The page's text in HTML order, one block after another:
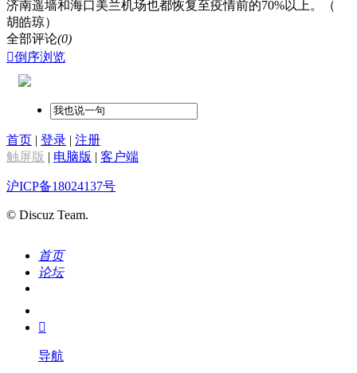
济南遥墙和海口美兰机场也都恢复至疫情前的70%以上。（
胡皓琼）
全部评论(0)
倒序浏览
首页 | 登录 | 注册
触屏版 | 电脑版 | 客户端
沪ICP备18024137号
© Discuz Team.
首页
论坛
我的

导航